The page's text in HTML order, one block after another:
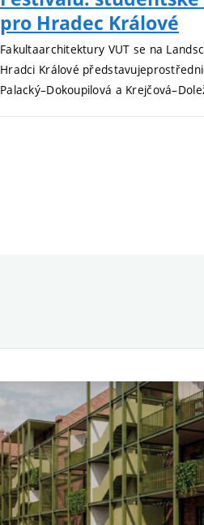
pro Hradec Králové
Fakultaarchitektury VUT se na
Hradci Králové
Palacký–Dokoupilová a